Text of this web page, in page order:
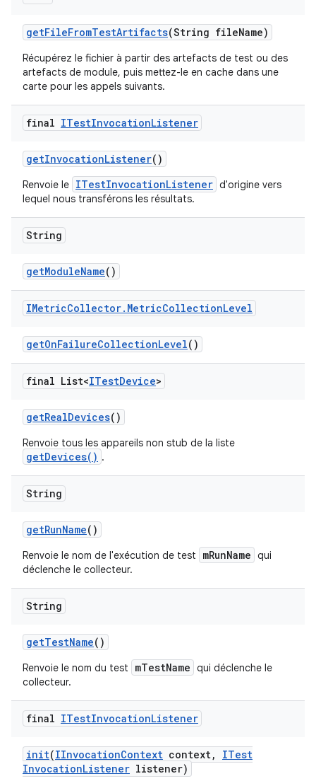
getFileFromTestArtifacts(String fileName)
Récupérez le fichier à partir des artefacts de test ou des
artefacts de module, puis mettez-le en cache dans une
carte pour les appels suivants.
final ITestInvocationListener
getInvocationListener()
Renvoie le ITestInvocationListener d'origine vers
lequel nous transférons les résultats.
String
getModuleName()
IMetricCollector. MetricCollectionLevel
getOnFailureCollectionLevel()
final List<ITestDevice>
getRealDevices()
Renvoie tous les appareils non stub de la liste
getDevices() .
String
getRunName()
Renvoie le nom de l'exécution de test mRunName qui
déclenche le collecteur.
String
getTestName()
Renvoie le nom du test mTestName qui déclenche le
collecteur.
final ITestInvocationListener
init(IInvocationContext context,
ITest
InvocationListener listener)